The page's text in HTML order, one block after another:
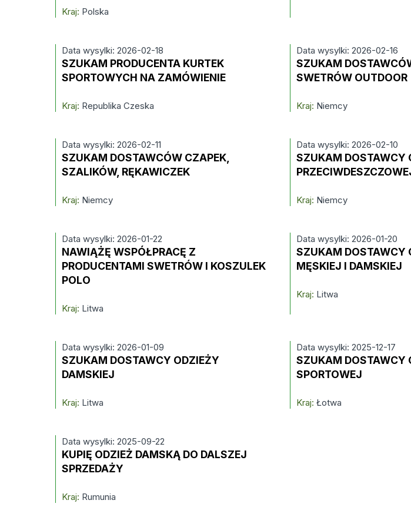
Kraj: Polska
Data wysylki: 2026-02-18
SZUKAM PRODUCENTA KURTEK
SPORTOWYCH NA ZAMÓWIENIE
Kraj: Republika Czeska
Data wysylki: 2026-02-16
SZUKAM
SWETRÓW OUTDOOR
Kraj: Niemcy
Data wysylki: 2026-02-11
SZUKAM DOSTAWCÓW CZAPEK,
SZALIKÓW, RĘKAWICZEK
Kraj: Niemcy
Data wysylki: 2026-02-10
SZUKAM DOSTAWCY
Kraj: Niemcy
Data wysylki: 2026-01-22
NAWIĄŻĘ WSPÓŁPRACĘ Z
PRODUCENTAMI SWETRÓW I KOSZULEK
POLO
Kraj: Litwa
Data wysylki: 2026-01-20
SZUKAM DOSTAWCY
MĘSKIEJ I DAMSKIEJ
Kraj: Litwa
Data wysylki: 2026-01-09
SZUKAM DOSTAWCY ODZIEŻY
DAMSKIEJ
Kraj: Litwa
Data wysylki: 2025-12-17
SZUKAM DOSTAWCY
SPORTOWEJ
Kraj: Łotwa
Data wysylki: 2025-09-22
KUPIĘ ODZIEŻ DAMSKĄ DO DALSZEJ
SPRZEDAŻY
Kraj: Rumunia